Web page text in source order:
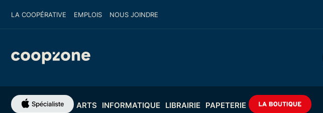
LA COOPÉRATIVE EMPLOIS NOUS JOINDRE
ARTS INFORMATIQUE LIBRAIRIE PAPETERIE